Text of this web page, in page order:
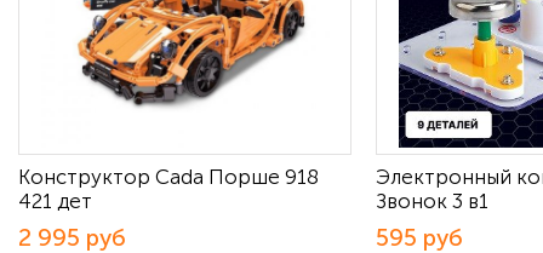
Конструктор Cada Порше 918
421 дет
2 995 руб
Электронный
Звонок 3 в1
595 руб